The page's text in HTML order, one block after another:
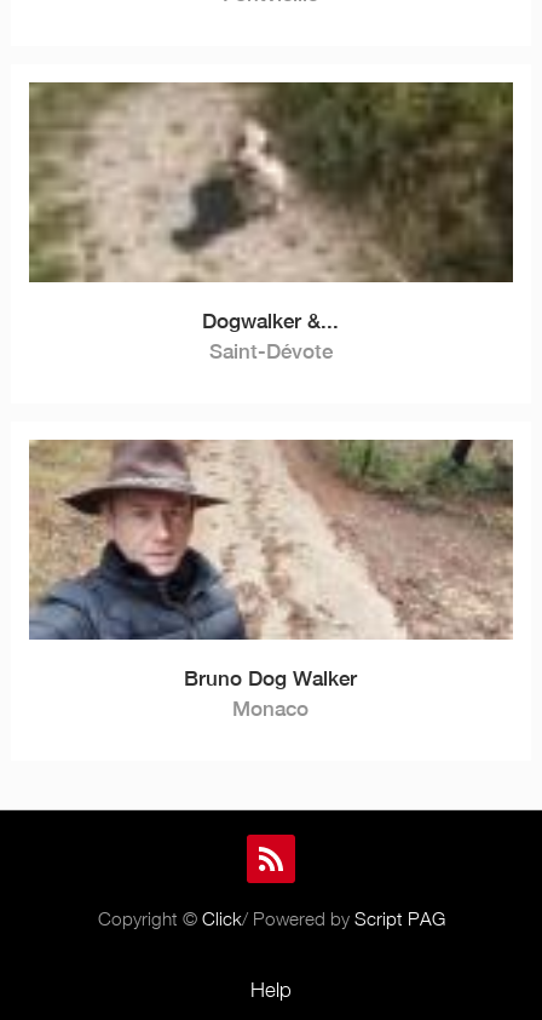
Dogwalker &...
Saint-Dévote
Bruno Dog Walker
Monaco
Copyright © Click/ Powered by Script PAG
Help